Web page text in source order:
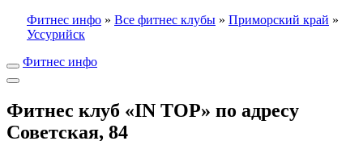
Фитнес инфо » Все фитнес клубы » Приморский край »
Уссурийск
Фитнес инфо
Фитнес клуб «IN TOP» по адресу
Советская, 84